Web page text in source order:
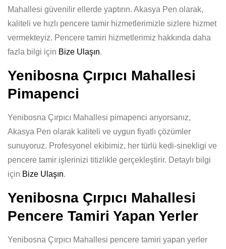
Mahallesi güvenilir ellerde yaptırın. Akasya Pen olarak,
kaliteli ve hızlı pencere tamir hizmetlerimizle sizlere hizmet
vermekteyiz. Pencere tamiri hizmetlerimiz hakkında daha
fazla bilgi için Bize Ulaşın.
Yenibosna Çırpıcı Mahallesi
Pimapenci
Yenibosna Çırpıcı Mahallesi pimapenci arıyorsanız,
Akasya Pen olarak kaliteli ve uygun fiyatlı çözümler
sunuyoruz. Profesyonel ekibimiz, her türlü kedi-sinekligi ve
pencere tamir işlerinizi titizlikle gerçekleştirir. Detaylı bilgi
için Bize Ulaşın.
Yenibosna Çırpıcı Mahallesi
Pencere Tamiri Yapan Yerler
Yenibosna Çırpıcı Mahallesi pencere tamiri yapan yerler